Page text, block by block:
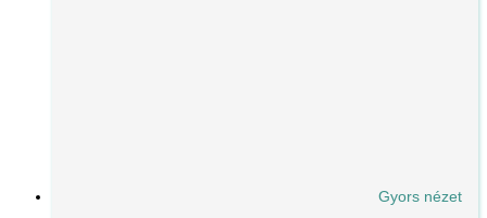
Gyors nézet